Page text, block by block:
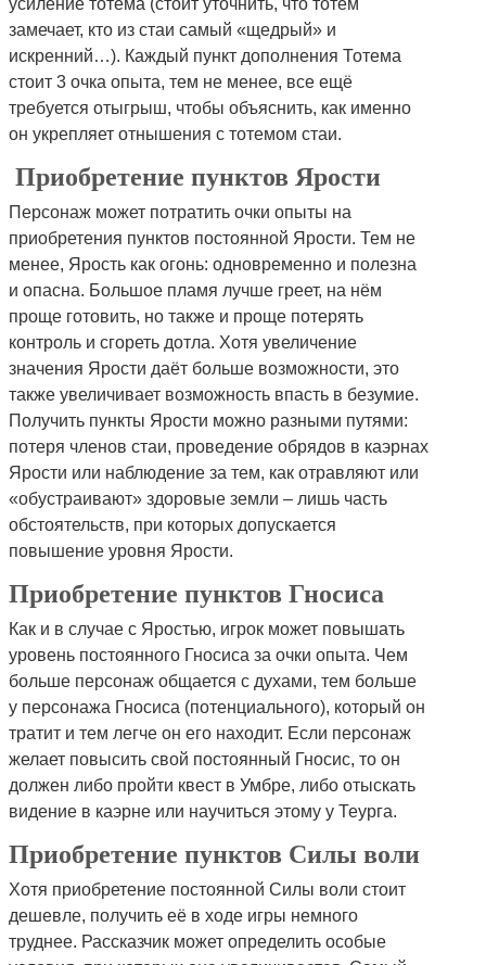
усиление тотема (стоит уточнить, что тотем
замечает, кто из стаи самый «щедрый» и
искренний…). Каждый пункт дополнения Тотема
стоит 3 очка опыта, тем не менее, все ещё
требуется отыгрыш, чтобы объяснить, как именно
он укрепляет отнышения с тотемом стаи.
Приобретение пунктов Ярости
Персонаж может потратить очки опыты на
приобретения пунктов постоянной Ярости. Тем не
менее, Ярость как огонь: одновременно и полезна
и опасна. Большое пламя лучше греет, на нём
проще готовить, но также и проще потерять
контроль и сгореть дотла. Хотя увеличение
значения Ярости даёт больше возможности, это
также увеличивает возможность впасть в безумие.
Получить пункты Ярости можно разными путями:
потеря членов стаи, проведение обрядов в каэрнах
Ярости или наблюдение за тем, как отравляют или
«обустраивают» здоровые земли – лишь часть
обстоятельств, при которых допускается
повышение уровня Ярости.
Приобретение пунктов Гносиса
Как и в случае с Яростью, игрок может повышать
уровень постоянного Гносиса за очки опыта. Чем
больше персонаж общается с духами, тем больше
у персонажа Гносиса (потенциального), который он
тратит и тем легче он его находит. Если персонаж
желает повысить свой постоянный Гносис, то он
должен либо пройти квест в Умбре, либо отыскать
видение в каэрне или научиться этому у Теурга.
Приобретение пунктов Силы воли
Хотя приобретение постоянной Силы воли стоит
дешевле, получить её в ходе игры немного
труднее. Рассказчик может определить особые